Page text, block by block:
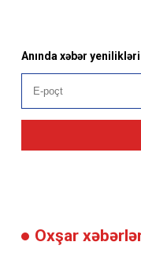
Anında xəbər
Oxşar